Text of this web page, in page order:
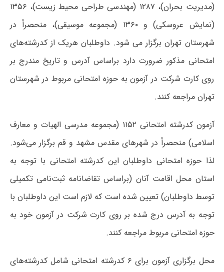
(مدیریت بحران)، ۱۲۸۷ (مهندسی طراحی محیط زیست)، ۱۳۵۶
(نمایش عروسکی) و ‌‌۱۳۶۰ (مجموعه موسیقی‌)، منحصراً در
شهرستان تهران‌ برگزار می شود. داوطلبان‌ هریک از کد‌رشته‌های
امتحانی مذکور ضرورت‌ دارد براساس‌ آدرس و تاریخ مندرج بر
روی کارت شرکت در آزمون به حوزه امتحانی مربوط در شهرستان
تهران مراجعه کنند.
آزمون کدرشته امتحانی ۱۱۵۲ (مجموعه مدرسی الهیات و معارف
اسلامی) منحصراً در شهرهای مقدس مشهد و قم برگزار می‌شود.
لذا حوزه امتحانی داوطلبان این کدرشته امتحانی با توجه به
استان محل اقامت آنان (براساس تقاضانامه ثبت‌نامی تکمیلی
توسط داوطلبان) تعیین شده است که لازم است این داوطلبان با
توجه به آدرس درج شده بر روی کارت شرکت در آزمون خود به
حوزه امتحانی مربوط مراجعه کنند.
محل برگزاری آزمون برای ۶ کدرشته امتحانی شامل کدرشته‌های